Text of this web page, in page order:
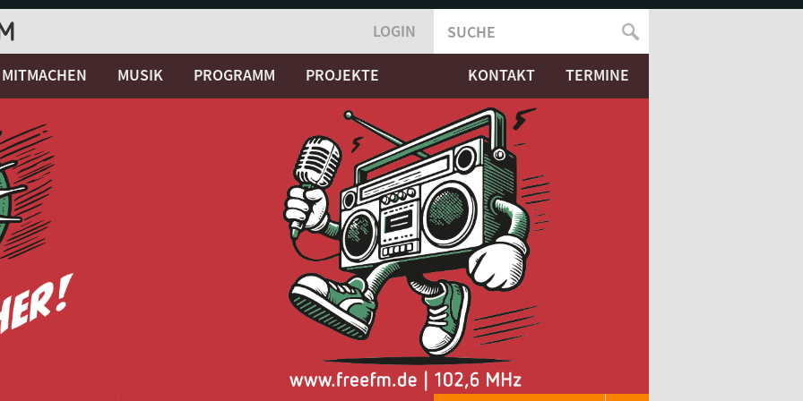
LOGIN
SUCHFORMULAR
SUCHE
MITMACHEN MUSIK PROGRAMM PROJEKTE KONTAKT TERMINE